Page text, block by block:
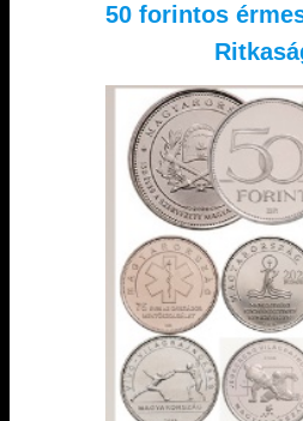
50 forintos